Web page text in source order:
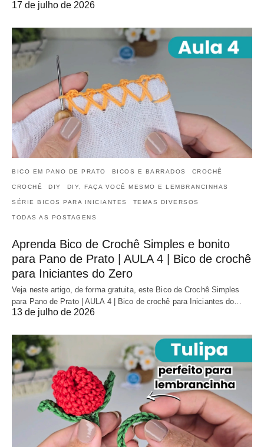
17 de julho de 2026
BICO EM PANO DE PRATO BICOS E BARRADOS CROCHÊ
CROCHÊ DIY DIY, FAÇA VOCÊ MESMO E LEMBRANCINHAS
SÉRIE BICOS PARA INICIANTES TEMAS DIVERSOS
TODAS AS POSTAGENS
Aprenda Bico de Crochê Simples e bonito
para Pano de Prato | AULA 4 | Bico de crochê
para Iniciantes do Zero
Veja neste artigo, de forma gratuita, este Bico de Crochê Simples
para Pano de Prato | AULA 4 | Bico de crochê para Iniciantes do…
13 de julho de 2026